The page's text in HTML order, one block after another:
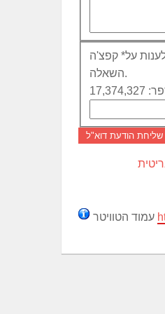
קפצ'ה *על
השאלה.
שליחת הודעת דוא"ל